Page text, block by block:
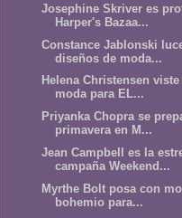
Josephine Skriver es
Harper's Bazaa...
Constance Jablonski
diseños de moda...
Helena Christensen
moda para EL...
Priyanka Chopra se
primavera en M...
Jean Campbell es la
campaña Weekend...
Myrthe Bolt posa con
bohemio para...